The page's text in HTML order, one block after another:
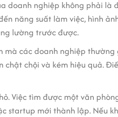
doanh nghiệp không phải
năng suất làm việc, hình
lường trước được.
mà các doanh nghiệp
chội và kém hiệu quả.
Việc tìm được một văn
startup mới thành lập. Nếu